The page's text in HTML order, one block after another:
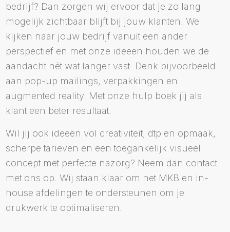
bedrijf? Dan zorgen wij ervoor dat je zo lang
mogelijk zichtbaar blijft bij jouw klanten. We
kijken naar jouw bedrijf vanuit een ander
perspectief en met onze ideeën houden we de
aandacht nét wat langer vast. Denk bijvoorbeeld
aan pop-up mailings, verpakkingen en
augmented reality. Met onze hulp boek jij als
klant een beter resultaat.
Wil jij ook ideeën vol creativiteit, dtp en opmaak,
scherpe tarieven en een toegankelijk visueel
concept met perfecte nazorg? Neem dan contact
met ons op. Wij staan klaar om het MKB en in-
house afdelingen te ondersteunen om je
drukwerk te optimaliseren.